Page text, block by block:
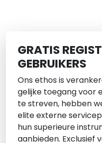
GRATIS
GEBRUIKERS
Ons ethos is
gelijke toegang voor
te streven, hebben
elite externe
hun superieure
aanbieden. Exclusief